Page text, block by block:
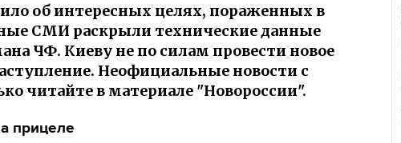
об интересных целях, пораженных в
СМИ раскрыли технические данные
ЧФ. Киеву не по силам провести новое
Неофициальные новости с
читайте в материале "Новороссии".
прицеле